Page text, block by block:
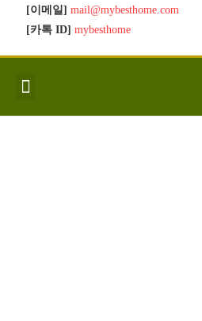
[이메일] mail@mybesthome.com
[카톡 ID] mybesthome